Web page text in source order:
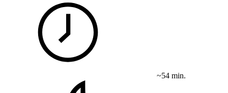
~54 min.